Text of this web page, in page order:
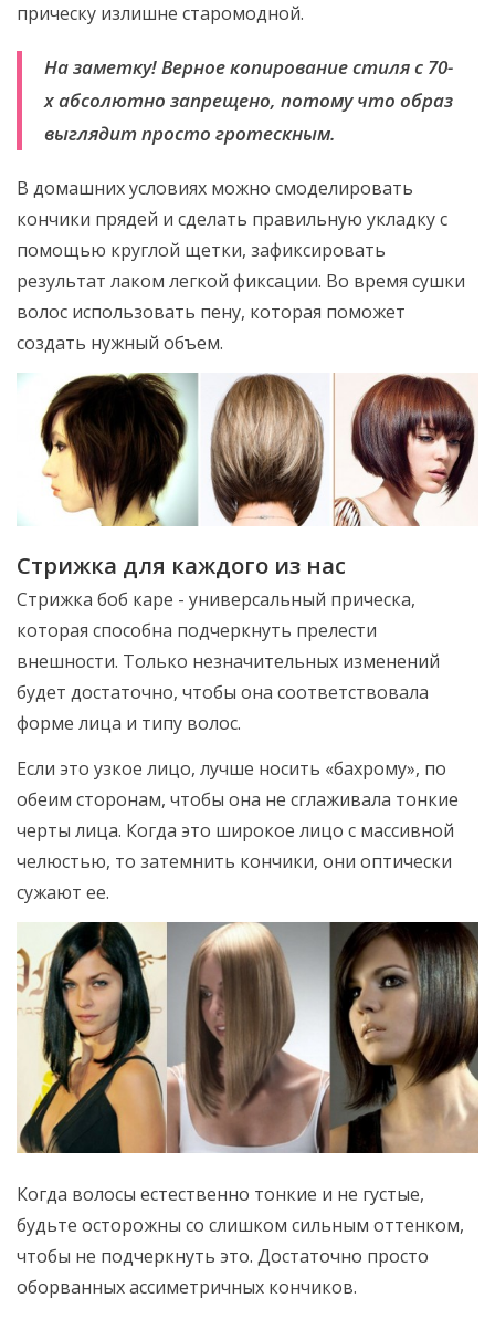
прическу излишне старомодной.
На заметку! Верное копирование стиля с 70-
х абсолютно запрещено, потому что образ
выглядит просто гротескным.
В домашних условиях можно смоделировать
кончики прядей и сделать правильную укладку с
помощью круглой щетки, зафиксировать
результат лаком легкой фиксации. Во время сушки
волос использовать пену, которая поможет
создать нужный объем.
Стрижка для каждого из нас
Стрижка боб каре - универсальный прическа,
которая способна подчеркнуть прелести
внешности. Только незначительных изменений
будет достаточно, чтобы она соответствовала
форме лица и типу волос.
Если это узкое лицо, лучше носить «бахрому», по
обеим сторонам, чтобы она не сглаживала тонкие
черты лица. Когда это широкое лицо с массивной
челюстью, то затемнить кончики, они оптически
сужают ее.
Когда волосы естественно тонкие и не густые,
будьте осторожны со слишком сильным оттенком,
чтобы не подчеркнуть это. Достаточно просто
оборванных ассиметричных кончиков.